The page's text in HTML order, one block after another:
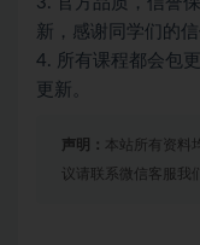
新，感谢同学们的
4. 所有课程都会包
更新。
声明： 本站所有资料
议请联系微信客服我